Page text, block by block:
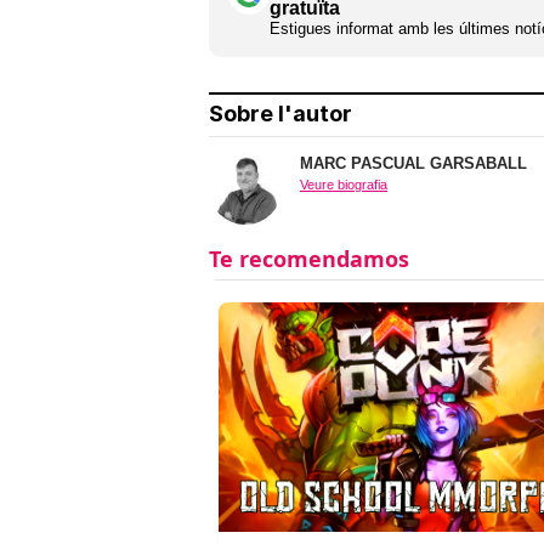
gratuïta
Estigues informat amb les últimes
Sobre l'autor
MARC PASCUAL GARSABALL
Veure biografia